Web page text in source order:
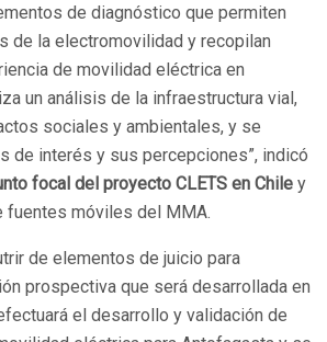
de diagnóstico que permiten
de la electromovilidad y recopilan
de movilidad eléctrica en
un análisis de la infraestructura vial,
sociales y ambientales, y se
de interés y sus percepciones”, indicó
focal del proyecto CLETS en Chile y
fuentes móviles del MMA.
de elementos de juicio para
prospectiva que será desarrollada en
el desarrollo y validación de